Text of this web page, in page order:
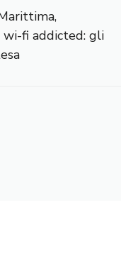
fi addicted: gli